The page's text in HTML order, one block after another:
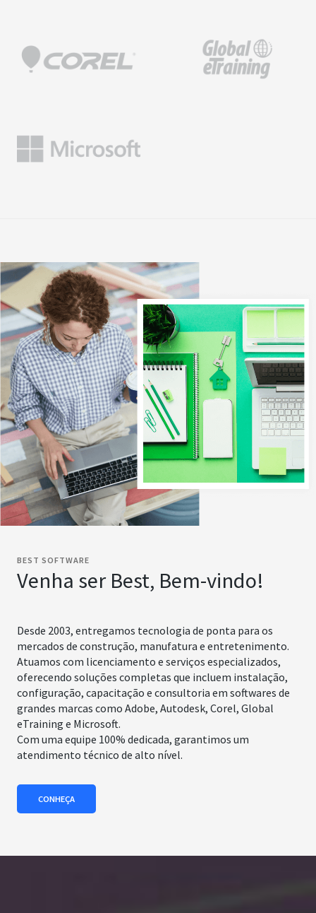
BEST SOFTWARE
Venha ser Best, Bem-vindo!
Desde 2003, entregamos tecnologia de ponta para os
mercados de construção, manufatura e entretenimento.
Atuamos com licenciamento e serviços especializados,
oferecendo soluções completas que incluem instalação,
configuração, capacitação e consultoria em softwares de
grandes marcas como Adobe, Autodesk, Corel, Global
eTraining e Microsoft.
Com uma equipe 100% dedicada, garantimos um
atendimento técnico de alto nível.
CONHEÇA